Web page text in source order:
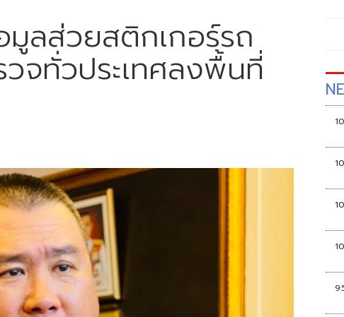
มูลส่วยสติกเกอร์รถ
จทั่วประเทศลงพื้นที่